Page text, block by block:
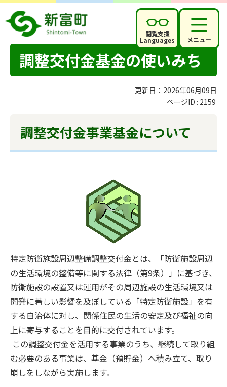
閲覧支援
Languages メニュー
調整交付金基金の使いみち
更新日：2026年06月09日
ページID : 2159
調整交付金事業基金について
特定防衛施設周辺整備調整交付金とは、「防衛施設周辺
の生活環境の整備等に関する法律（第9条）」に基づき、
防衛施設の設置又は運用がその周辺施設の生活環境又は
開発に著しい影響を及ぼしている「特定防衛施設」を有
する自治体に対し、関係住民の生活の安定及び福祉の向
上に寄与することを目的に交付されています。
この調整交付金を活用する事業のうち、継続して取り組
む必要のある事業は、基金（預貯金）へ積み立て、取り
崩しをしながら実施します。